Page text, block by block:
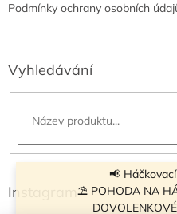
📢
⛱ POHODA NA
Podmínky ochrany osobních
Vyhledávání
Instagram